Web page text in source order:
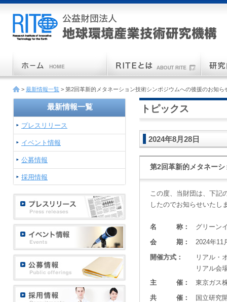
> 最新情報一覧 > 第2回革新的メタネーション技術シンポジウムへの後援のお知ら
トピックス
2024年8月28日
第2回革新的メタネー
この度、当財団は、下記
したのでお知らせいたし
名 称：
グリーン
会 期：
2024年11
開催方式：
リアル・
リアル会
主 催：
東京ガス
共 催：
国立研究
最新情報一覧
プレスリリース
イベント情報
公募情報
採用情報